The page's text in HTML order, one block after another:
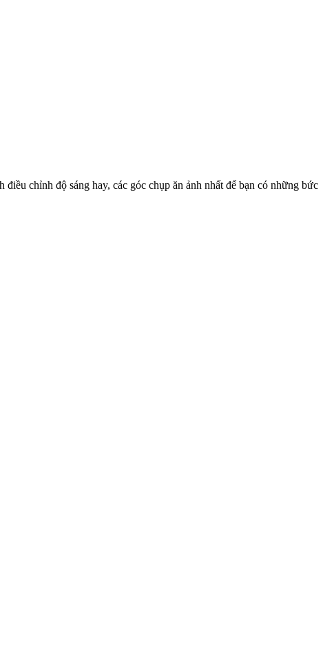
chỉnh độ sáng hay, các góc chụp ăn ảnh nhất để bạn có những bức